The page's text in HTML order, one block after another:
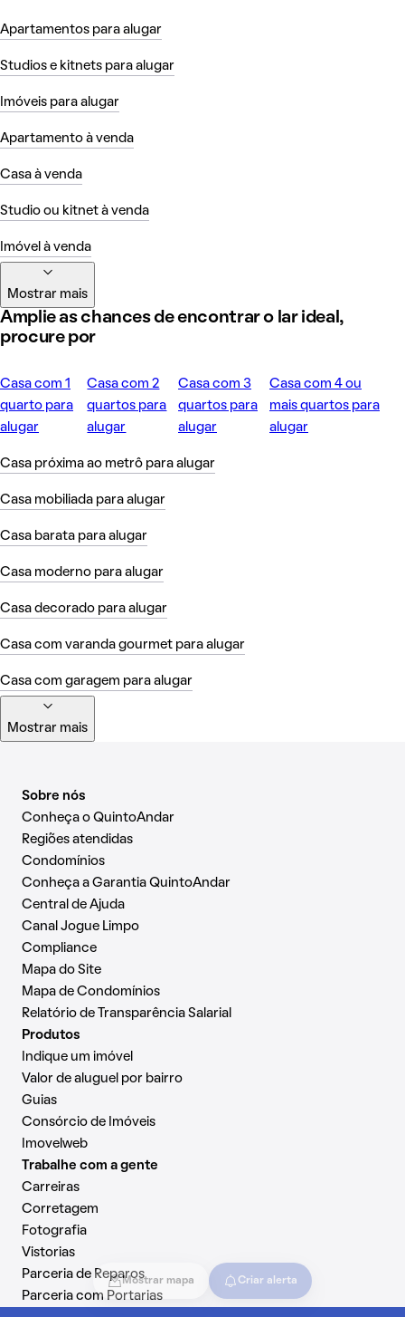
Mostrar mapa Criar alerta
Apartamentos para alugar
Studios e kitnets para alugar
Imóveis para alugar
Apartamento à venda
Casa à venda
Studio ou kitnet à venda
Imóvel à venda
Mostrar mais
Amplie as chances de encontrar o lar ideal,
procure por
Casa com 1
quarto para
alugar
Casa com 2
quartos para
alugar
Casa com 3
quartos para
alugar
Casa com 4 ou
mais quartos para
alugar
Casa próxima ao metrô para alugar
Casa mobiliada para alugar
Casa barata para alugar
Casa moderno para alugar
Casa decorado para alugar
Casa com varanda gourmet para alugar
Casa com garagem para alugar
Mostrar mais
Sobre nós
Conheça o QuintoAndar
Regiões atendidas
Condomínios
Conheça a Garantia QuintoAndar
Central de Ajuda
Canal Jogue Limpo
Compliance
Mapa do Site
Mapa de Condomínios
Relatório de Transparência Salarial
Produtos
Indique um imóvel
Valor de aluguel por bairro
Guias
Consórcio de Imóveis
Imovelweb
Trabalhe com a gente
Carreiras
Corretagem
Fotografia
Vistorias
Parceria de Reparos
Parceria com Portarias